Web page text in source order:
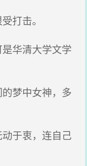
打击。
华清大学文学
梦中女神，多
于衷，连自己